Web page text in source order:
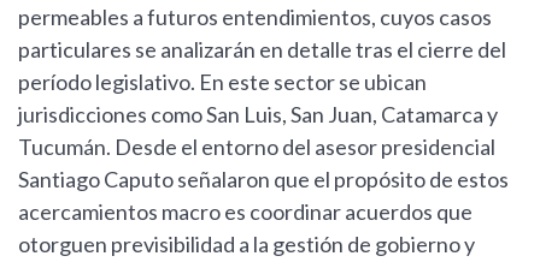
permeables a futuros entendimientos, cuyos casos
particulares se analizarán en detalle tras el cierre del
período legislativo. En este sector se ubican
jurisdicciones como San Luis, San Juan, Catamarca y
Tucumán. Desde el entorno del asesor presidencial
Santiago Caputo señalaron que el propósito de estos
acercamientos macro es coordinar acuerdos que
otorguen previsibilidad a la gestión de gobierno y